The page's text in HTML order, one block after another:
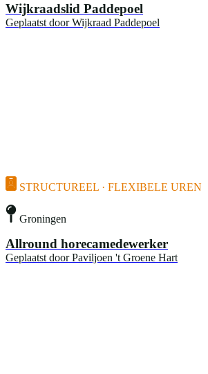
Wijkraadslid Paddepoel
Geplaatst door Wijkraad Paddepoel
STRUCTUREEL · FLEXIBELE UREN
Groningen
Allround horecamedewerker
Geplaatst door Paviljoen 't Groene Hart